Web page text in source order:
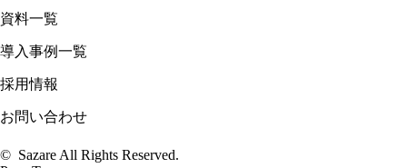
資料一覧
導入事例一覧
採用情報
お問い合わせ
© Sazare All Rights Reserved.